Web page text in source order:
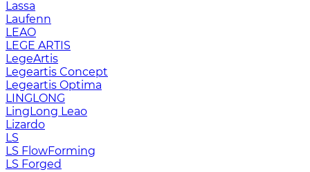
Lassa
Laufenn
LEAO
LEGE ARTIS
LegeArtis
Legeartis Concept
Legeartis Optima
LINGLONG
LingLong Leao
Lizardo
LS
LS FlowForming
LS Forged